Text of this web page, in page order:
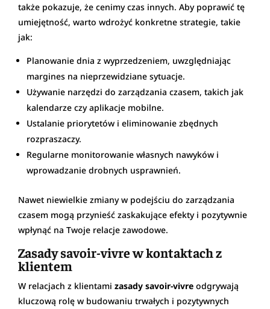
także pokazuje, że cenimy czas innych. Aby poprawić tę
umiejętność, warto wdrożyć konkretne strategie, takie
jak:
Planowanie dnia z wyprzedzeniem, uwzględniając
margines na nieprzewidziane sytuacje.
Używanie narzędzi do zarządzania czasem, takich jak
kalendarze czy aplikacje mobilne.
Ustalanie priorytetów i eliminowanie zbędnych
rozpraszaczy.
Regularne monitorowanie własnych nawyków i
wprowadzanie drobnych usprawnień.
Nawet niewielkie zmiany w podejściu do zarządzania
czasem mogą przynieść zaskakujące efekty i pozytywnie
wpłynąć na Twoje relacje zawodowe.
Zasady savoir-vivre w kontaktach z
klientem
W relacjach z klientami zasady savoir-vivre odgrywają
kluczową rolę w budowaniu trwałych i pozytywnych